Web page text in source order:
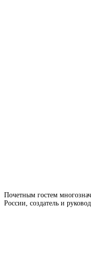
Почетным гостем
России, создатель и